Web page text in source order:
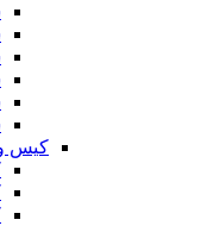
کیس و